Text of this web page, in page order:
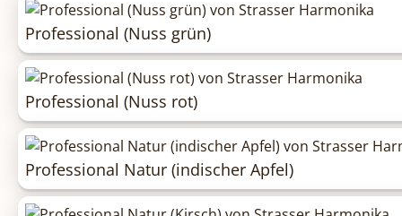
Professional (Nuss grün)
Professional (Nuss rot)
Professional Natur (indischer Apfel)